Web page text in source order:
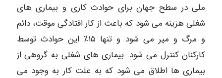
ملی در سطح جهان برای حوادث کاری و بیماری های
شغلی هزینه می شود که باعث از کار افتادگی موقت، دائم
و مرگ و میر می شود و تنها ۱۵٪ این حوادث توسط
کارکنان کنترل می شود. بیماری های شغلی به گروهی از
بیماری ها اطلاق می شود که به علت کار به وجود می